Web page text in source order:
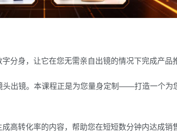
分身，让它在您无需亲自出镜的情况下完成产品
出镜。本课程正是为您量身定制——打造一个为
高转化率的内容，帮助您在短短数分钟内达成销